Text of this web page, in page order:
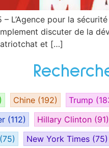
L’Agence pour la
discuter de la
et […]
Chine (192) Trump
(112) Hillary Clinton (91)
(75) New York Times (75)